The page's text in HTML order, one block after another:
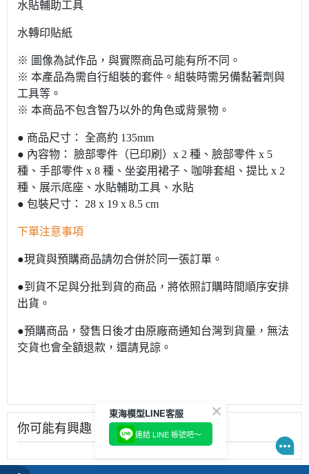
水貼輔助工具
水轉印貼紙
※ 圖像為試作品，與實際商品可能有所不同。
※ 本產品為需自行組裝的套件。組裝時需另備黏著劑與
工具等。
※ 本商品不包含智乃以外的角色或背景物。
● 商品尺寸： 全高約 135mm
● 內容物： 臉部零件（已印刷）x 2 種、臉部零件 x 5
種、手部零件 x 8 種、坐姿用裙子、咖啡套組、提比 x 2
種、展示底座、水貼輔助工具、水貼
● 包裝尺寸： 28 x 19 x 8.5 cm
下單注意事項
●現貨與預購商品請勿合併於同一張訂單。
●到貨不足與分批到貨的商品，將依照訂購時間順序安排
出貨。
●預購商品，發售日後才由原廠商通知台灣到貨量，無法
交貨也會全額退款，還請見諒。
你可能有興趣